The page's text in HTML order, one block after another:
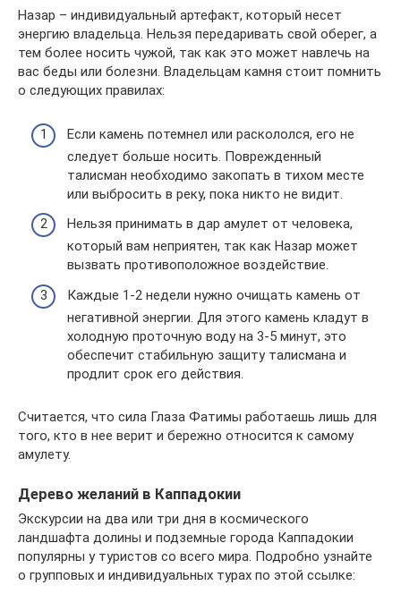
Назар – индивидуальный артефакт, который несет
энергию владельца. Нельзя передаривать свой оберег, а
тем более носить чужой, так как это может навлечь на
вас беды или болезни. Владельцам камня стоит помнить
о следующих правилах:
Если камень потемнел или раскололся, его не
следует больше носить. Поврежденный
талисман необходимо закопать в тихом месте
или выбросить в реку, пока никто не видит.
Нельзя принимать в дар амулет от человека,
который вам неприятен, так как Назар может
вызвать противоположное воздействие.
Каждые 1-2 недели нужно очищать камень от
негативной энергии. Для этого камень кладут в
холодную проточную воду на 3-5 минут, это
обеспечит стабильную защиту талисмана и
продлит срок его действия.
Считается, что сила Глаза Фатимы работаешь лишь для
того, кто в нее верит и бережно относится к самому
амулету.
Дерево желаний в Каппадокии
Экскурсии на два или три дня в космического
ландшафта долины и подземные города Каппадокии
популярны у туристов со всего мира. Подробно узнайте
о групповых и индивидуальных турах по этой ссылке: